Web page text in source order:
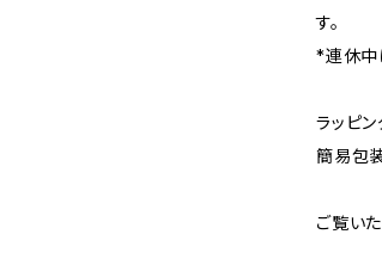
す。
*連休中
ラッピ
簡易包
ご覧い